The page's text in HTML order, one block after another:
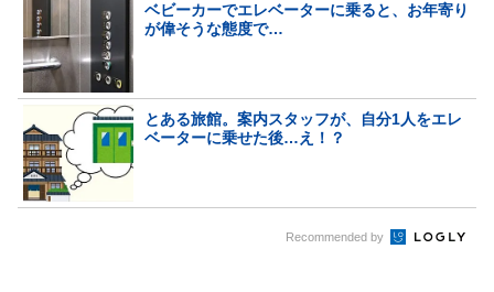
ベビーカーでエレベーターに乗ると、お年寄り
が偉そうな態度で…
とある旅館。案内スタッフが、自分1人をエレ
ベーターに乗せた後…え！？
Recommended by